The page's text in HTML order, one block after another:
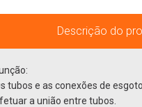
Descrição do
tubos e as conexões de
a união entre tubos.